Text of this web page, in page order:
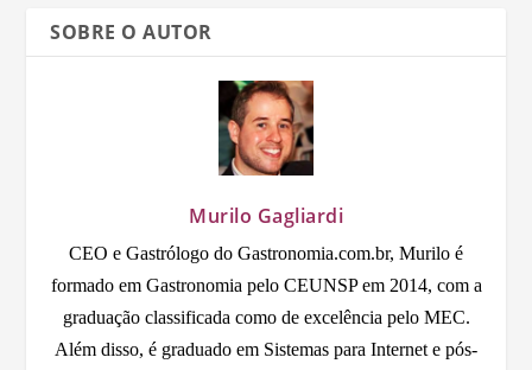
SOBRE O AUTOR
Murilo Gagliardi
CEO e Gastrólogo do Gastronomia.com.br, Murilo é
formado em Gastronomia pelo CEUNSP em 2014, com a
graduação classificada como de excelência pelo MEC.
Além disso, é graduado em Sistemas para Internet e pós-